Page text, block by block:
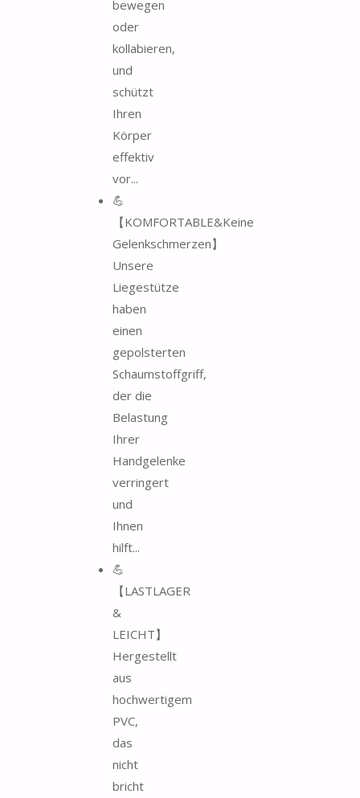
bewegen
oder
kollabieren,
und
schützt
Ihren
Körper
effektiv
vor...
💪
【KOMFORTABLE&Keine
Gelenkschmerzen】
Unsere
Liegestütze
haben
einen
gepolsterten
Schaumstoffgriff,
der die
Belastung
Ihrer
Handgelenke
verringert
und
Ihnen
hilft...
💪
【LASTLAGER
&
LEICHT】
Hergestellt
aus
hochwertigem
PVC,
das
nicht
bricht